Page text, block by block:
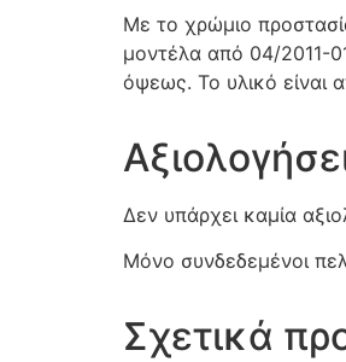
Με το χρώμιο
μοντέλα από 04/2011-
όψεως. Το υλικό είναι
Δεν υπάρχει καμία
Μόνο συνδεδεμένοι
Σχετικά